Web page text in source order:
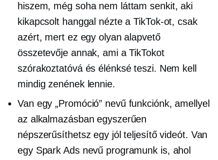
hiszem, még soha nem láttam senkit, aki
kikapcsolt hanggal nézte a TikTok-ot, csak
azért, mert ez egy olyan alapvető
összetevője annak, ami a TikTokot
szórakoztatóvá és élénksé teszi. Nem kell
mindig zenének lennie.
Van egy „Promóció” nevű funkciónk, amellyel
az alkalmazásban egyszerűen
népszerűsíthetsz egy jól teljesítő videót. Van
egy Spark Ads nevű programunk is, ahol